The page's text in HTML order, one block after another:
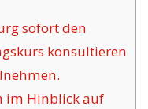
sofort den
konsultieren
im Hinblick auf